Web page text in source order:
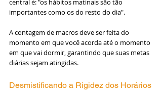
central é: "os hábitos matinais são tão
importantes como os do resto do dia".
A contagem de macros deve ser feita do
momento em que você acorda até o momento
em que vai dormir, garantindo que suas metas
diárias sejam atingidas.
Desmistificando a Rigidez dos Horários